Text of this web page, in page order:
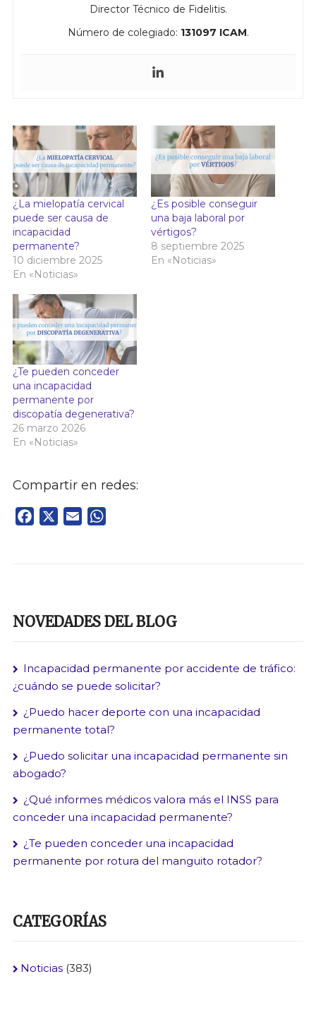
Director Técnico de Fidelitis.
Número de colegiado: 131097 ICAM.
¿La mielopatía cervical
puede ser causa de
incapacidad
permanente?
10 diciembre 2025
En «Noticias»
¿Es posible conseguir
una baja laboral por
vértigos?
8 septiembre 2025
En «Noticias»
¿Te pueden conceder
una incapacidad
permanente por
discopatía degenerativa?
26 marzo 2026
En «Noticias»
Compartir en redes:
Facebook Email
NOVEDADES DEL BLOG
Incapacidad permanente por accidente de tráfico:
¿cuándo se puede solicitar?
¿Puedo hacer deporte con una incapacidad
permanente total?
¿Puedo solicitar una incapacidad permanente sin
abogado?
¿Qué informes médicos valora más el INSS para
conceder una incapacidad permanente?
¿Te pueden conceder una incapacidad
permanente por rotura del manguito rotador?
CATEGORÍAS
Noticias(383)